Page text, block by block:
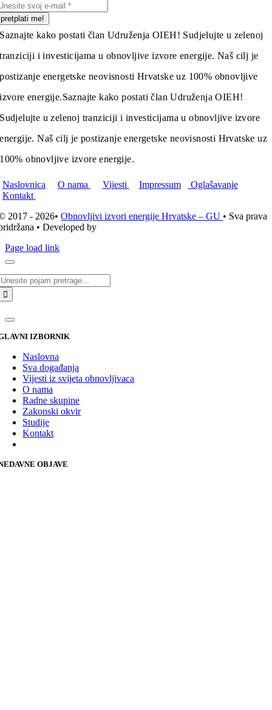
pretplati me!
Saznajte kako postati član Udruženja OIEH! Sudjelujte u zelenoj
tranziciji i investicijama u obnovljive izvore energije. Naš cilj je
postizanje energetske neovisnosti Hrvatske uz 100% obnovljive
izvore energije.Saznajte kako postati član Udruženja OIEH!
Sudjelujte u zelenoj tranziciji i investicijama u obnovljive izvore
energije. Naš cilj je postizanje energetske neovisnosti Hrvatske uz
100% obnovljive izvore energije.
Naslovnica O nama Vijesti Impressum
Oglašavanje
Kontakt
2017 - 2026•Obnovljivi izvori energije Hrvatske – GU • Sva prava
• Developed by
Page load link
IZBORNIK
Naslovna
Sva događanja
Vijesti iz svijeta obnovljivaca
O nama
Radne skupine
Zakonski okvir
Studije
Kontakt
OBJAVE